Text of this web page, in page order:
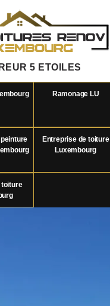
5 ETOILES
Ramonage LU
Entreprise de toiture
Luxembourg
toiture